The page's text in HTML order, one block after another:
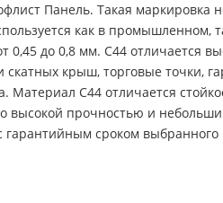
Панель. Такая маркировка
как в промышленном,
до 0,8 мм. С44 отличается
крыш, торговые точки,
С44 отличается
прочностью и
гарантийным сроком